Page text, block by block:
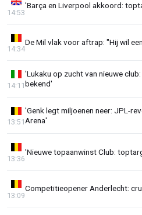
'Barça en Liverpool akkoord:
14:53
De Mil vlak voor aftrap: "Hij wil
14:34
'Lukaku op zucht van nieuwe
bekend'
14:11
'Genk legt miljoenen neer: JPL-
Arena'
13:51
'Nieuwe topaanwinst Club:
13:36
Competitieopener Anderlecht:
13:09